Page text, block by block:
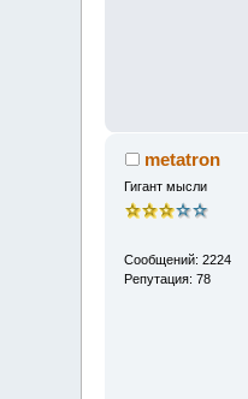
metatron
Гигант мысли
Сообщений: 2224
Репутация: 78